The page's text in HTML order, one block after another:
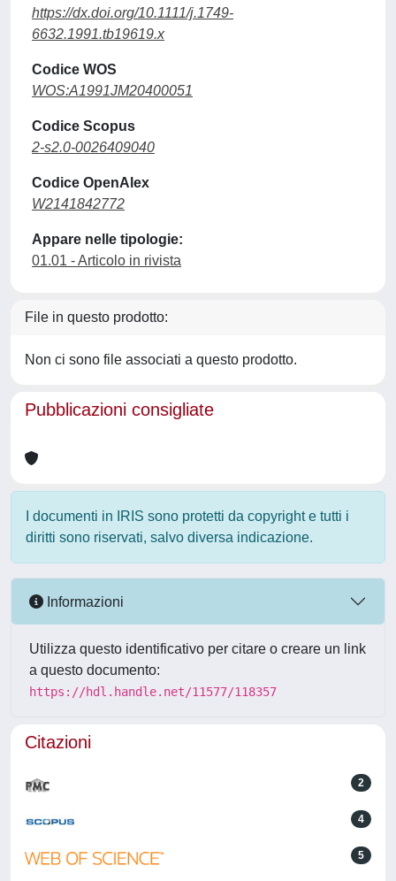
https://dx.doi.org/10.1111/j.1749-
6632.1991.tb19619.x
Codice WOS
WOS:A1991JM20400051
Codice Scopus
2-s2.0-0026409040
Codice OpenAlex
W2141842772
Appare nelle tipologie:
01.01 - Articolo in rivista
File in questo prodotto:
Non ci sono file associati a questo prodotto.
Pubblicazioni consigliate
I documenti in IRIS sono protetti da copyright e tutti i
diritti sono riservati, salvo diversa indicazione.
Informazioni
Utilizza questo identificativo per citare o creare un link
a questo documento:
https://hdl.handle.net/11577/118357
Citazioni
2
4
5